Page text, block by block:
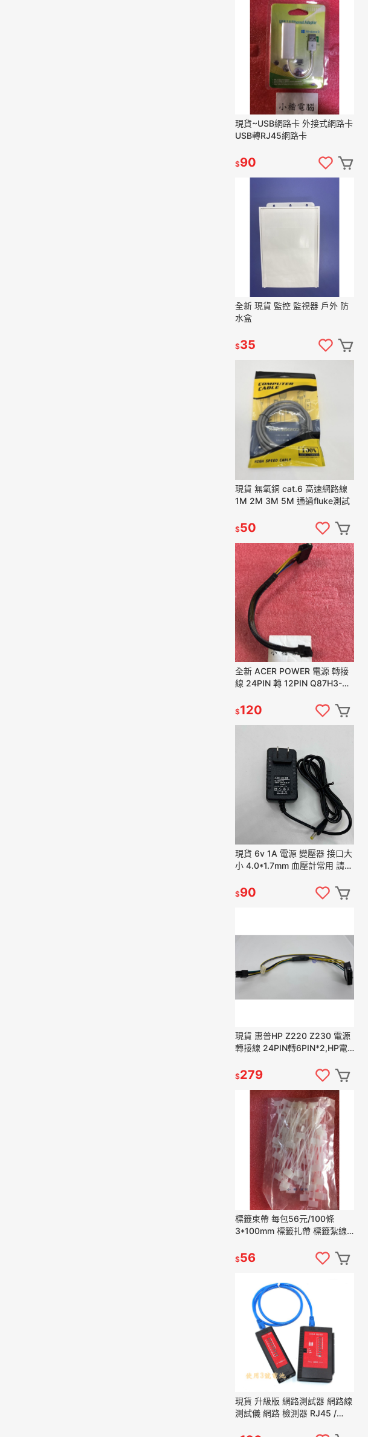
現貨~USB網路卡 外接式網路卡
USB轉RJ45網路卡
$90
全新 現貨 監控 監視器 戶外 防
水盒
$35
現貨 無氧銅 cat.6 高速網路線
1M 2M 3M 5M 通過fluke測試
$50
全新 ACER POWER 電源 轉接
線 24PIN 轉 12PIN Q87H3-
$120
現貨 6v 1A 電源 變壓器 接口大
小 4.0*1.7mm 血壓計常用 請注
$90
現貨 惠普HP Z220 Z230 電源
轉接線 24PIN轉6PIN*2,HP電
$279
標籤束帶 每包56元/100條
3*100mm 標籤扎帶 標籤紮線
帶
$56
現貨 升級版 網路測試器 網路線
測試儀 網路 檢測器 RJ45 /